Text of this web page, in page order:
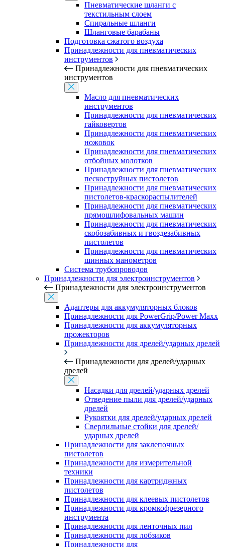
Пневматические шланги с
текстильным слоем
Спиральные шланги
Шланговые барабаны
Подготовка сжатого воздуха
Принадлежности для пневматических
инструментов
Принадлежности для пневматических
инструментов
Масло для пневматических
инструментов
Принадлежности для пневматических
гайковертов
Принадлежности для пневматических
ножовок
Принадлежности для пневматических
отбойных молотков
Принадлежности для пневматических
пескоструйных пистолетов
Принадлежности для пневматических
пистолетов-краскораспылителей
Принадлежности для пневматических
прямошлифовальных машин
Принадлежности для пневматических
скобозабивных и гвоздезабивных
пистолетов
Принадлежности для пневматических
шинных манометров
Система трубопроводов
Принадлежности для электроинструментов
Принадлежности для электроинструментов
Адаптеры для аккумуляторных блоков
Принадлежности для PowerGrip/Power Maxx
Принадлежности для аккумуляторных
прожекторов
Принадлежности для дрелей/ударных дрелей
Принадлежности для дрелей/ударных
дрелей
Насадки для дрелей/ударных дрелей
Отведение пыли для дрелей/ударных
дрелей
Рукоятки для дрелей/ударных дрелей
Сверлильные стойки для дрелей/
ударных дрелей
Принадлежности для заклепочных
пистолетов
Принадлежности для измерительной
техники
Принадлежности для картриджных
пистолетов
Принадлежности для клеевых пистолетов
Принадлежности для кромкофрезерного
инструмента
Принадлежности для ленточных пил
Принадлежности для лобзиков
Принадлежности для